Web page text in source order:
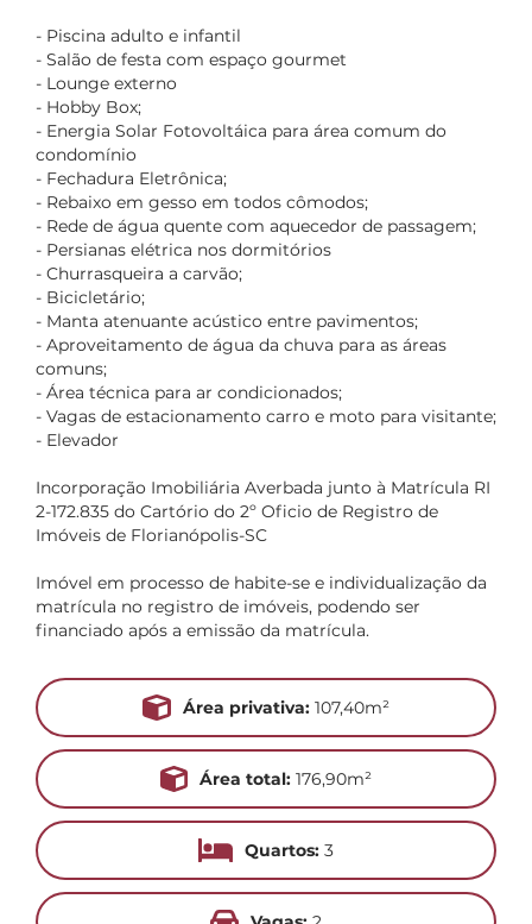
- Piscina adulto e infantil
- Salão de festa com espaço gourmet
- Lounge externo
- Hobby Box;
- Energia Solar Fotovoltáica para área comum do
condomínio
- Fechadura Eletrônica;
- Rebaixo em gesso em todos cômodos;
- Rede de água quente com aquecedor de passagem;
- Persianas elétrica nos dormitórios
- Churrasqueira a carvão;
- Bicicletário;
- Manta atenuante acústico entre pavimentos;
- Aproveitamento de água da chuva para as áreas
comuns;
- Área técnica para ar condicionados;
- Vagas de estacionamento carro e moto para visitante;
- Elevador
Incorporação Imobiliária Averbada junto à Matrícula RI
2-172.835 do Cartório do 2º Oficio de Registro de
Imóveis de Florianópolis-SC
Imóvel em processo de habite-se e individualização da
matrícula no registro de imóveis, podendo ser
financiado após a emissão da matrícula.
Área privativa:107,40m²
Área total: 176,90m²
Quartos:3